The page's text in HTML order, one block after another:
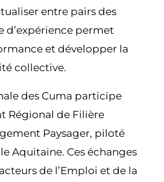
entre pairs des
d’expérience permet
et développer la
collective.
des Cuma participe
Régional de Filière
Paysager, piloté
Aquitaine. Ces échanges
de l’Emploi et de la